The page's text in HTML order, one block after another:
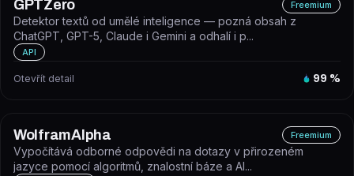
GPTZero Freemium
Detektor textů od umělé inteligence — pozná obsah z
ChatGPT, GPT-5, Claude i Gemini a odhalí i p...
API
Otevřít detail 99 %
WolframAlpha Freemium
Vypočítává odborné odpovědi na dotazy v přirozeném
jazyce pomocí algoritmů, znalostní báze a AI...